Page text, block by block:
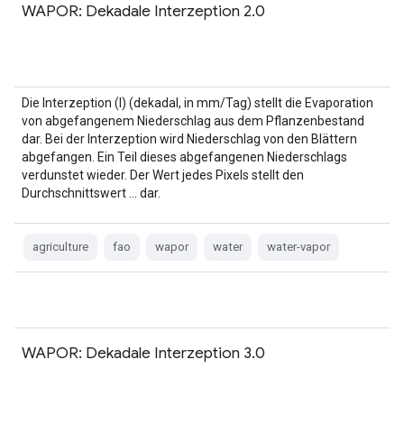
WAPOR: Dekadale Interzeption 2.0
Die Interzeption (I) (dekadal, in mm/Tag) stellt die Evaporation
von abgefangenem Niederschlag aus dem Pflanzenbestand
dar. Bei der Interzeption wird Niederschlag von den Blättern
abgefangen. Ein Teil dieses abgefangenen Niederschlags
verdunstet wieder. Der Wert jedes Pixels stellt den
Durchschnittswert … dar.
agriculture fao wapor water water-vapor
WAPOR: Dekadale Interzeption 3.0